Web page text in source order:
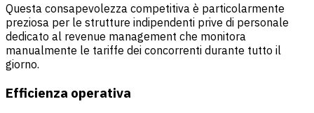
Questa consapevolezza competitiva è particolarmente
preziosa per le strutture indipendenti prive di personale
dedicato al revenue management che monitora
manualmente le tariffe dei concorrenti durante tutto il
giorno.
Efficienza operativa